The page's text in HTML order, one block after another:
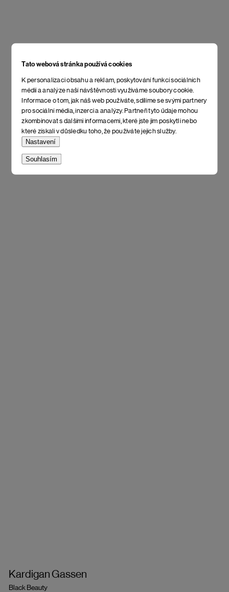
Tato webová stránka používá cookies
K personalizaci obsahu a reklam, poskytování funkcí sociálních
médií a analýze naší návštěvnosti využíváme soubory cookie.
Informace o tom, jak náš web používáte, sdílíme se svými partnery
pro sociální média, inzerci a analýzy. Partneři tyto údaje mohou
zkombinovat s dalšími informacemi, které jste jim poskytli nebo
které získali v důsledku toho, že používáte jejich služby.
Nastavení
Souhlasím
Kardigan Gassen
Black Beauty